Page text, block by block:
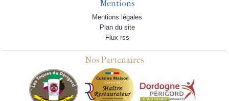
Mentions
Mentions légales
Plan du site
Flux rss
Nos Partenaires